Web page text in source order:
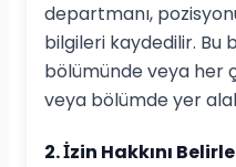
departmanı,
bilgileri kaydedilir. Bu
bölümünde veya her
veya bölümde yer
2. İzin Hakkını Belirle